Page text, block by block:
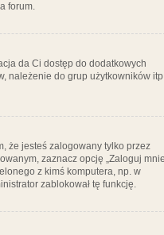
forum.
da Ci dostęp do dodatkowych
należenie do grup użytkowników
że jesteś zalogowany tylko przez
zaznacz opcję „Zaloguj mnie
z kimś komputera, np. w
zablokował tę funkcję.